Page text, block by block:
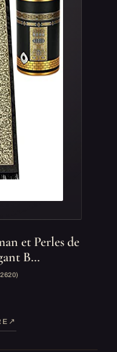
et Perles de
B…
620)